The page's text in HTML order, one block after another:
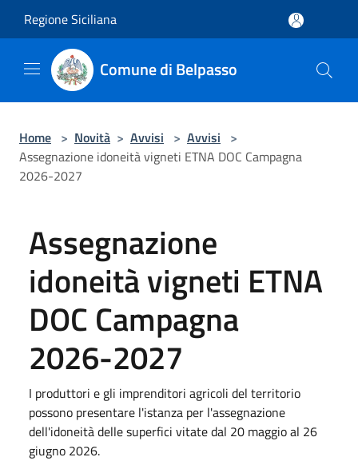
Regione Siciliana
Comune di Belpasso
Home > Novità > Avvisi > Avvisi >
Assegnazione idoneità vigneti ETNA DOC Campagna
2026-2027
Assegnazione
idoneità vigneti ETNA
DOC Campagna
2026-2027
I produttori e gli imprenditori agricoli del territorio
possono presentare l'istanza per l'assegnazione
dell'idoneità delle superfici vitate dal 20 maggio al 26
giugno 2026.